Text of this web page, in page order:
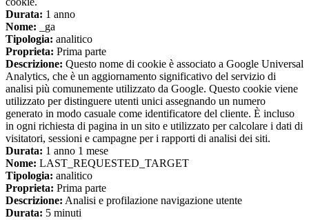
Durata: 1 anno
Nome: _ga
Tipologia: analitico
Proprieta: Prima parte
Descrizione: Questo nome di cookie è associato a Google Universal
Analytics, che è un aggiornamento significativo del servizio di
analisi più comunemente utilizzato da Google. Questo cookie viene
utilizzato per distinguere utenti unici assegnando un numero
generato in modo casuale come identificatore del cliente. È incluso
in ogni richiesta di pagina in un sito e utilizzato per calcolare i dati di
visitatori, sessioni e campagne per i rapporti di analisi dei siti.
Durata: 1 anno 1 mese
Nome: LAST_REQUESTED_TARGET
Tipologia: analitico
Proprieta: Prima parte
Descrizione: Analisi e profilazione navigazione utente
Durata: 5 minuti